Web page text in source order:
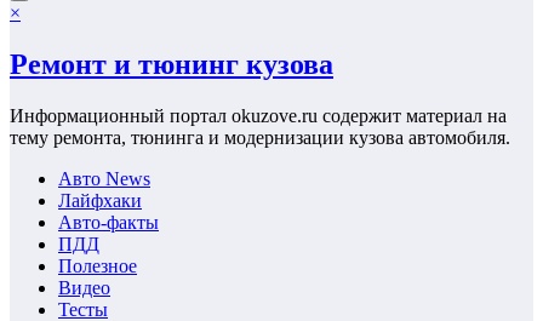
×
Ремонт и тюнинг кузова
Информационный портал okuzove.ru содержит материал на
тему ремонта, тюнинга и модернизации кузова автомобиля.
Авто News
Лайфхаки
Авто-факты
ПДД
Полезное
Видео
Тесты